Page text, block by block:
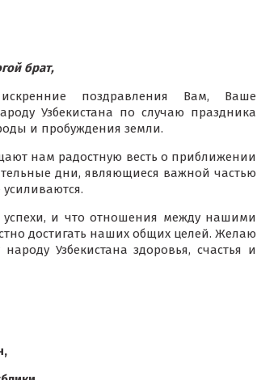
брат,
поздравления Вам, Ваше
Узбекистана по случаю праздника
и пробуждения земли.
нам радостную весть о приближении
дни, являющиеся важной частью
и что отношения между нашими
достигать наших общих целей. Желаю
Узбекистана здоровья, счастья и